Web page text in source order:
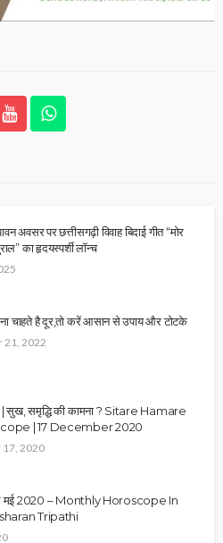
अवसर पर छत्तीसगढ़ी विवाह बिदाई गीत “मोर
का हृदयस्पर्शी लॉन्च
चाहते है दूर,तो करें आसान से उपाय और टोटके
21, 2022
| सुख, समृद्धि की कामना ? Sitare Hamare
| 17 December 2020
17, 2020
मई 2020 – Monthly Horoscope In
Tripathi